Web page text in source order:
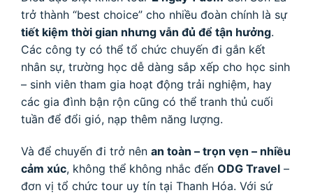
trở thành “best choice” cho nhiều đoàn chính là sự
tiết kiệm thời gian nhưng vẫn đủ để tận hưởng.
Các công ty có thể tổ chức chuyến đi gắn kết
nhân sự, trường học dễ dàng sắp xếp cho học sinh
– sinh viên tham gia hoạt động trải nghiệm, hay
các gia đình bận rộn cũng có thể tranh thủ cuối
tuần để đổi gió, nạp thêm năng lượng.
Và để chuyến đi trở nên an toàn – trọn vẹn – nhiều
cảm xúc, không thể không nhắc đến ODG Travel –
đơn vị tổ chức tour uy tín tại Thanh Hóa. Với sứ